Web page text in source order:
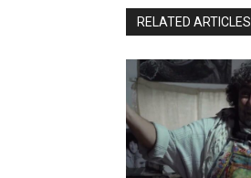
RELATED ARTICLES